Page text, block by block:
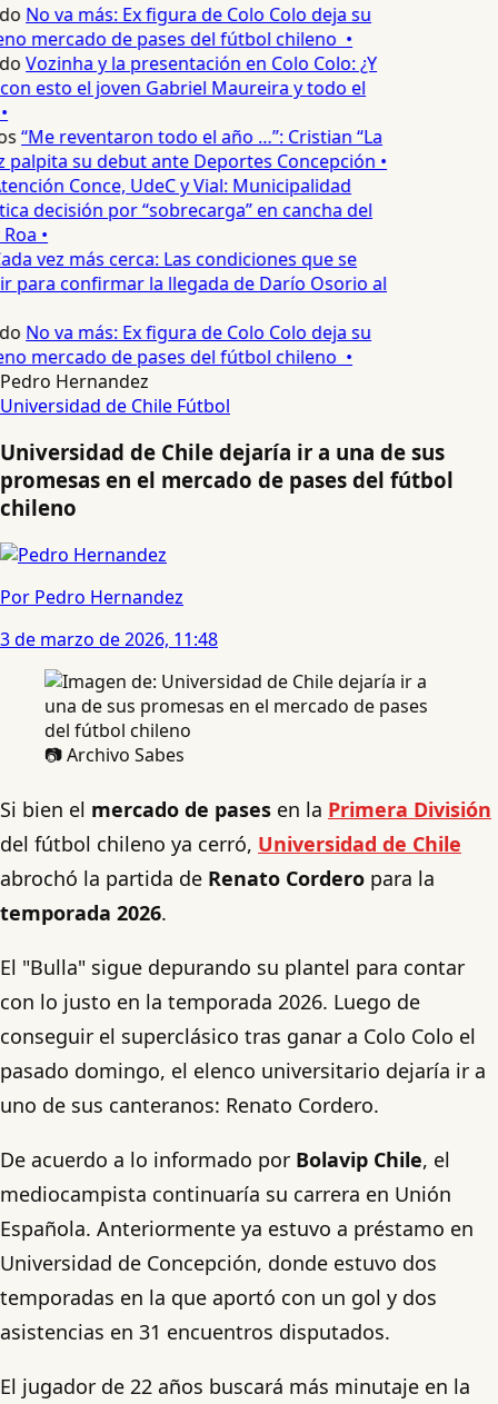
No va más: Ex figura de Colo Colo deja su
mercado de pases del fútbol chileno •
Vozinha y la presentación en Colo Colo: ¿Y
esto el joven Gabriel Maureira y todo el
“Me reventaron todo el año …”: Cristian “La
palpita su debut ante Deportes Concepción •
Conce, UdeC y Vial: Municipalidad
decisión por “sobrecarga” en cancha del
•
vez más cerca: Las condiciones que se
para confirmar la llegada de Darío Osorio al
No va más: Ex figura de Colo Colo deja su
mercado de pases del fútbol chileno •
Pedro Hernandez
Universidad de Chile Fútbol
Universidad de Chile dejaría ir a una de sus
promesas en el mercado de pases del fútbol
chileno
Por Pedro Hernandez
3 de marzo de 2026, 11:48
📷 Archivo Sabes
Si bien el mercado de pases en la Primera División
del fútbol chileno ya cerró, Universidad de Chile
abrochó la partida de Renato Cordero para la
temporada 2026.
El "Bulla" sigue depurando su plantel para contar
con lo justo en la temporada 2026. Luego de
conseguir el superclásico tras ganar a Colo Colo el
pasado domingo, el elenco universitario dejaría ir a
uno de sus canteranos: Renato Cordero.
De acuerdo a lo informado por Bolavip Chile, el
mediocampista continuaría su carrera en Unión
Española. Anteriormente ya estuvo a préstamo en
Universidad de Concepción, donde estuvo dos
temporadas en la que aportó con un gol y dos
asistencias en 31 encuentros disputados.
El jugador de 22 años buscará más minutaje en la